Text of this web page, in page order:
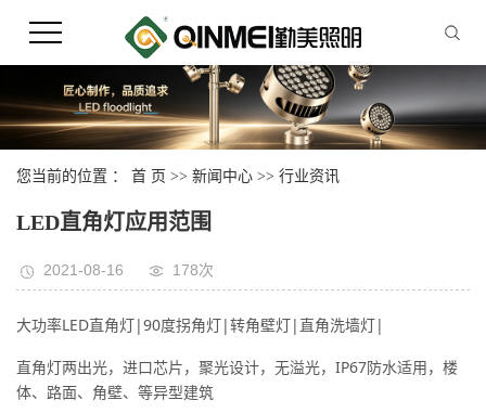
您当前的位置 ： 首 页 >> 新闻中心 >> 行业资讯
LED直角灯应用范围
2021-08-16 178次
大功率LED直角灯|90度拐角灯|转角壁灯|直角洗墙灯|
直角灯两出光，进口芯片，聚光设计，无溢光，IP67防水适用，楼
体、路面、角壁、等异型建筑